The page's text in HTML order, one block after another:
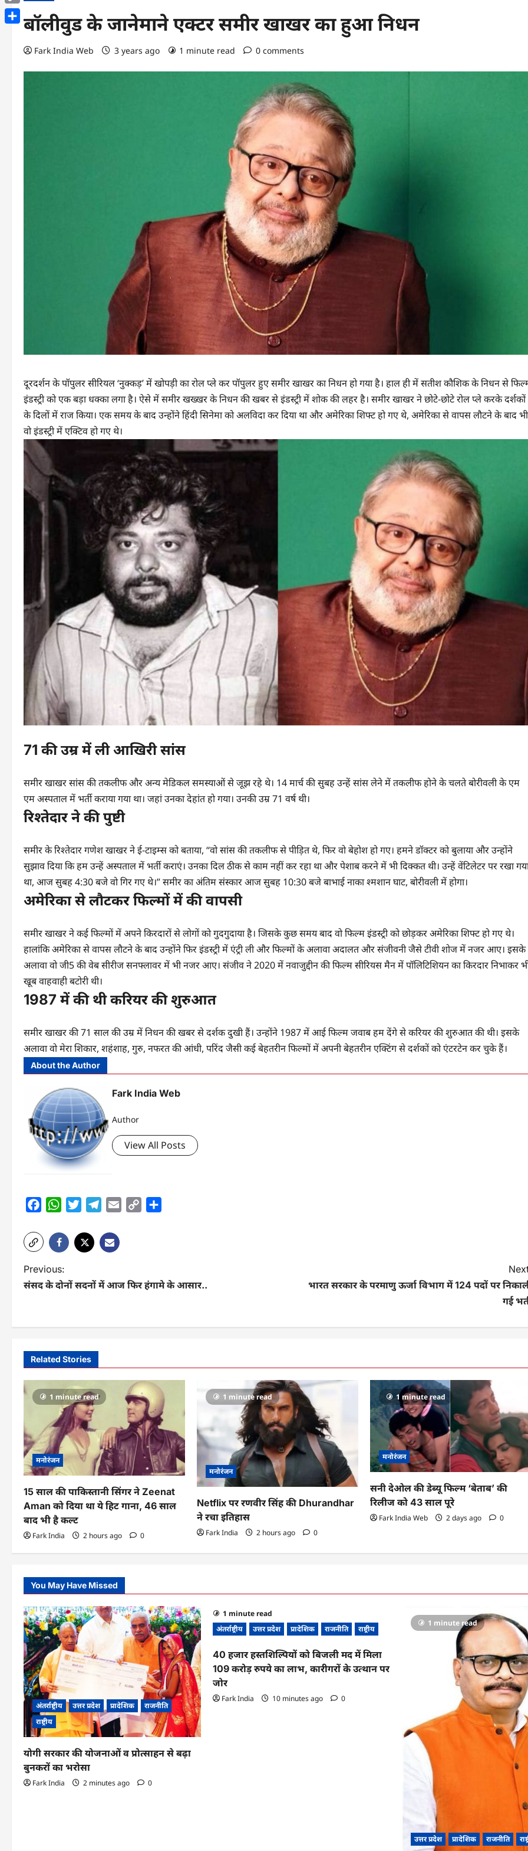
बॉलीवुड के जानेमाने एक्टर समीर खाखर का हुआ निधन
Fark India Web 3 years ago 1 minute read 0 comments
दूरदर्शन के पॉपुलर सीरियल ‘नुक्कड़’ में खोपड़ी का रोल प्ले कर पॉपुलर हुए समीर खाखर का निधन हो गया है। हाल ही में सतीश कौशिक के निधन से
इंडस्ट्री को एक बड़ा धक्का लगा है। ऐसे में समीर खख्खर के निधन की खबर से इंडस्ट्री में शोक की लहर है। समीर खाखर ने छोटे-छोटे रोल प्ले करके दर्शकों
के दिलों में राज किया। एक समय के बाद उन्होंने हिंदी सिनेमा को अलविदा कर दिया था और अमेरिका शिफ्ट हो गए थे, अमेरिका से वापस लौटने के बाद भी
वो इंडस्ट्री में एक्टिव हो गए थे।
71 की उम्र में ली आखिरी सांस
समीर खाखर सांस की तकलीफ और अन्य मेडिकल समस्याओं से जूझ रहे थे। 14 मार्च की सुबह उन्हें सांस लेने में तकलीफ होने के चलते बोरीवली के एम
एम अस्पताल में भर्ती कराया गया था। जहां उनका देहांत हो गया। उनकी उम्र 71 वर्ष थी।
रिश्तेदार ने की पुष्टी
समीर के रिश्तेदार गणेश खाखर ने ई-टाइम्स को बताया, “वो सांस की तकलीफ से पीड़ित थे, फिर वो बेहोश हो गए। हमने डॉक्टर को बुलाया और उन्होंने
सुझाव दिया कि हम उन्हें अस्पताल में भर्ती कराएं। उनका दिल ठीक से काम नहीं कर रहा था और पेशाब करने में भी दिक्कत थी। उन्हें वेंटिलेटर पर रखा
था, आज सुबह 4:30 बजे वो गिर गए थे।” समीर का अंतिम संस्कार आज सुबह 10:30 बजे बाभाई नाका श्मशान घाट, बोरीवली में होगा।
अमेरिका से लौटकर फिल्मों में की वापसी
समीर खाखर ने कई फिल्मों में अपने किरदारों से लोगों को गुदगुदाया है। जिसके कुछ समय बाद वो फिल्म इंडस्ट्री को छोड़कर अमेरिका शिफ्ट हो गए थे।
हालांकि अमेरिका से वापस लौटने के बाद उन्होंने फिर इंडस्ट्री में एंट्री ली और फिल्मों के अलावा अदालत और संजीवनी जैसे टीवी शोज में नजर आए। इसके
अलावा वो जी5 की वेब सीरीज सनफ्लावर में भी नजर आए। संजीव ने 2020 में नवाजुद्दीन की फिल्म सीरियस मैन में पॉलिटिशियन का किरदार निभाकर
खूब वाहवाही बटोरी थी।
1987 में की थी करियर की शुरुआत
समीर खाखर की 71 साल की उम्र में निधन की खबर से दर्शक दुखी हैं। उन्होंने 1987 में आई फिल्म जवाब हम देंगे से करियर की शुरुआत की थी। इसके
अलावा वो मेरा शिकार, शहंशाह, गुरु, नफरत की आंधी, परिंद जैसी कई बेहतरीन फिल्मों में अपनी बेहतरीन एक्टिंग से दर्शकों को एंटरटेन कर चुके हैं।
About the Author
Fark India Web
Author
View All Posts
FacebookWhatsAppTwitterTelegram
Email
Copy
P
o
n
a
v
i
g
a
t
i
o
Previous:
संसद के दोनों सदनों में आज फिर हंगामे के आसार..
भारत सरकार के परमाणु ऊर्जा विभाग में 124 पदों पर
गई
Related Stories
1 minute read
मनोरंजन
15 साल की पाकिस्तानी सिंगर ने Zeenat
Aman को दिया था ये हिट गाना, 46 साल
बाद भी है कल्ट
Fark India 2 hours ago 0
1 minute read
मनोरंजन
Netflix पर रणवीर सिंह की Dhurandhar
ने रचा इतिहास
Fark India 2 hours ago 0
1 minute read
मनोरंजन
सनी देओल की डेब्यू फिल्म ‘बेताब’ की
रिलीज को 43 साल पूरे
Fark India Web 2 days ago 0
You May Have Missed
अंतर्राष्ट्रीय उत्तर प्रदेश प्रादेशिक
राजनीति
राष्ट्रीय
योगी सरकार की योजनाओं व प्रोत्साहन से बढ़ा
बुनकरों का भरोसा
Fark India 2 minutes ago 0
1 minute read
अंतर्राष्ट्रीय
उत्तर प्रदेश प्रादेशिक राजनीति राष्ट्रीय
40 हजार हस्तशिल्पियों को बिजली मद में मिला
109 करोड़ रुपये का लाभ, कारीगरों के उत्थान पर
जोर
Fark India 10 minutes ago 0
1 minute read
उत्तर प्रदेश प्रादेशिक राजनीति
Copy
Link
Share